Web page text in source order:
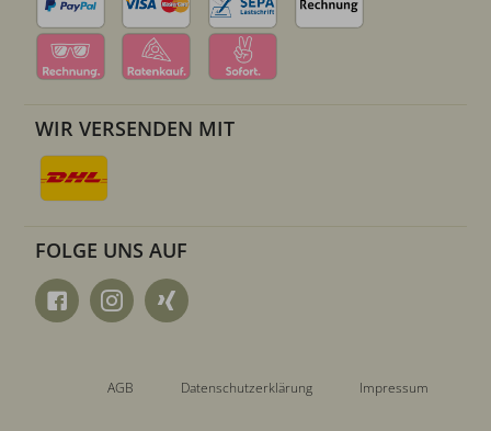
WIR VERSENDEN MIT
FOLGE UNS AUF
AGB Datenschutzerklärung Impressum